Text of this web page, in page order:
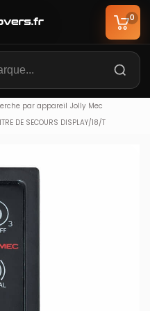
0
par appareil Jolly Mec
DE SECOURS DISPLAY/18/T